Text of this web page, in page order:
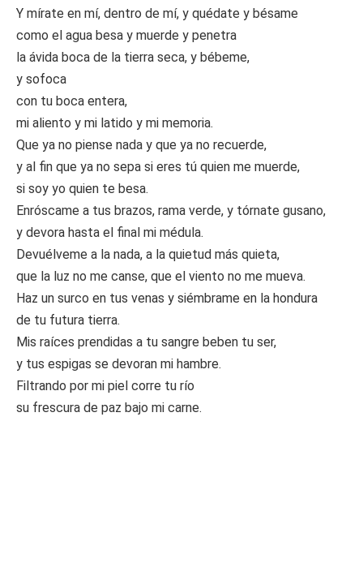
Y mírate en mí, dentro de mí, y quédate y bésame
como el agua besa y muerde y penetra
la ávida boca de la tierra seca, y bébeme,
y sofoca
con tu boca entera,
mi aliento y mi latido y mi memoria.
Que ya no piense nada y que ya no recuerde,
y al fin que ya no sepa si eres tú quien me muerde,
si soy yo quien te besa.
Enróscame a tus brazos, rama verde, y tórnate gusano,
y devora hasta el final mi médula.
Devuélveme a la nada, a la quietud más quieta,
que la luz no me canse, que el viento no me mueva.
Haz un surco en tus venas y siémbrame en la hondura
de tu futura tierra.
Mis raíces prendidas a tu sangre beben tu ser,
y tus espigas se devoran mi hambre.
Filtrando por mi piel corre tu río
su frescura de paz bajo mi carne.